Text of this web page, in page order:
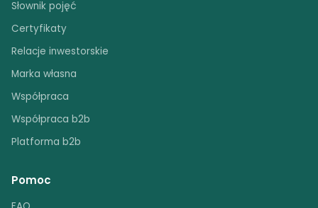
Słownik pojęć
Certyfikaty
Relacje inwestorskie
Marka własna
Współpraca
Współpraca b2b
Platforma b2b
Pomoc